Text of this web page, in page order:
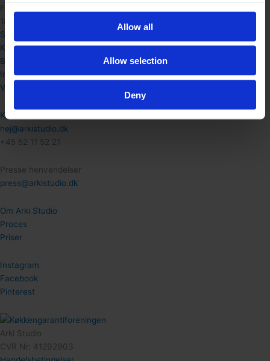
Allow all
Allow selection
Deny
Frederiksberg Allé 15 st tv.
1820 Frederiksberg
Shop
Køkken
Bad & Garderobe
Inspiration
Værd at vide
Kontakt
hej@arkistudio.dk
+45 52 11 52 21
Presse henvendelser
press@arkistudio.dk
Om Arki Studio
Proces
Priser
Instagram
Facebook
Pinterest
Arki Studio
CVR Nr: 41292903